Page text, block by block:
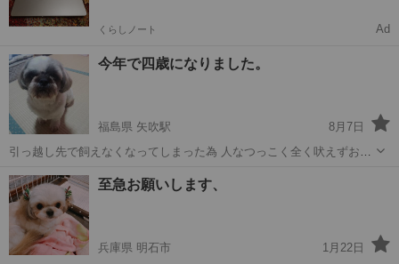
くらしノート Ad
今年で四歳になりました。
福島県 矢吹駅
8月7日
引っ越し先で飼えなくなってしまった為 人なつっこく全く吠えずおと
す。 去勢してません。 ワクチン接種は毎年きちんとしています。
福島 西白河郡 矢吹駅 シーズー
至急お願いします、
兵庫県 明石市
1月22日